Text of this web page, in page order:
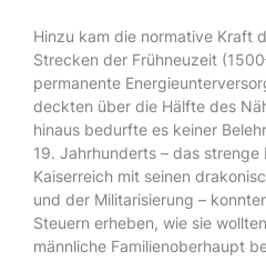
Hinzu kam die normative Kraft
Strecken der Frühneuzeit
permanente
deckten über die Hälfte des
hinaus bedurfte es keiner
19. Jahrhunderts – das
Kaiserreich mit seinen
und der Militarisierung –
Steuern erheben, wie sie
männliche Familienoberhaupt